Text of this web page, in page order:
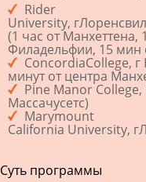
Rider
University,
(1 час от Манхеттена,
Филадельфии, 15 мин
ConcordiaCollege,
минут от центра
Pine Manor College,
Массачусетс)
Marymount
California University,
Суть программы